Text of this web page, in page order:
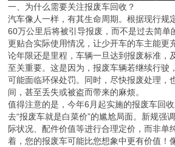
一、为什么需要关注报废车回收？
汽车像人一样，有其生命周期。根据现行规
60万公里后将被引导报废，而不是过去简单
更贴合实际使用情况，让少开车的车主能更
论年限还是里程，车辆一旦达到报废标准，
至关重要。这是因为，报废车辆若继续行驶
可能面临环保处罚。同时，尽快报废处理，
间，甚至丢失或被盗而带来的麻烦。
值得注意的是，今年6月起实施的报废车回
去“报废车就是白菜价”的尴尬局面。新规强
际状况、配件价值等进行合理定价，而非单
着，您的报废车可能比您想象中更有价值！